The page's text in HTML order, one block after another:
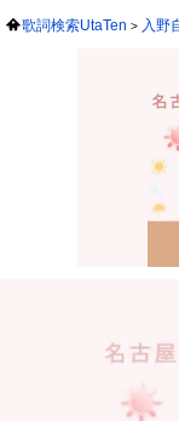
歌詞検索UtaTen 入野